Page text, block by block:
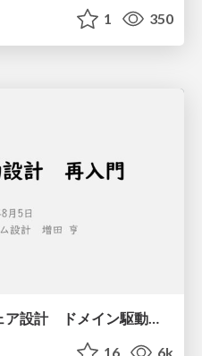
1 350
16 6k